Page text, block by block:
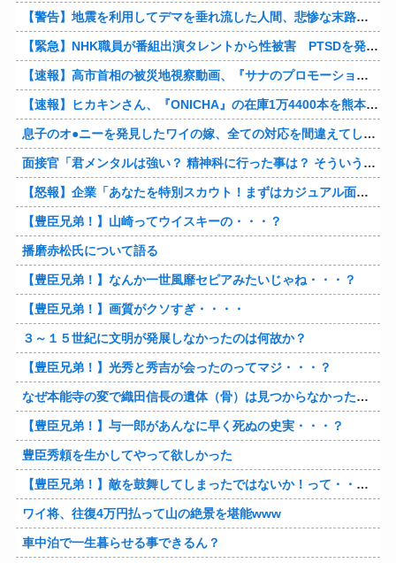
【警告】地震を利用してデマを垂れ流した人間、悲惨な末路を迎える…
【緊急】NHK職員が番組出演タレントから性被害 PTSDを発症し休職へ
【速報】高市首相の被災地視察動画、『サナのプロモーションビデオ』すぎて炎上
【速報】ヒカキンさん、『ONICHA』の在庫1万4400本を熊本県に発送
息子のオ●ニーを発見したワイの嫁、全ての対応を間違えてしまう…
面接官「君メンタルは強い？ 精神科に行った事は？ そういう薬飲んでたりしない？」→
【怒報】企業「あなたを特別スカウト！まずはカジュアル面談をしませんか？」 ワイ「ん？話だけでも聞いてやるか…」→
【豊臣兄弟！】山崎ってウイスキーの・・・？
播磨赤松氏について語る
【豊臣兄弟！】なんか一世風靡セピアみたいじゃね・・・？
【豊臣兄弟！】画質がクソすぎ・・・・
３～１５世紀に文明が発展しなかったのは何故か？
【豊臣兄弟！】光秀と秀吉が会ったのってマジ・・・？
なぜ本能寺の変で織田信長の遺体（骨）は見つからなかったのか
【豊臣兄弟！】与一郎があんなに早く死ぬの史実・・・？
豊臣秀頼を生かしてやって欲しかった
【豊臣兄弟！】敵を鼓舞してしまったではないか！って・・・・
ワイ将、往復4万円払って山の絶景を堪能www
車中泊で一生暮らせる事できるん？